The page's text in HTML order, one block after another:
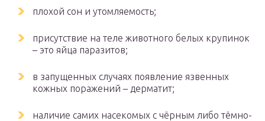
плохой сон и утомляемость;
присутствие на теле животного белых крупинок
– это яйца паразитов;
в запущенных случаях появление язвенных
кожных поражений – дерматит;
наличие самих насекомых с чёрным либо тёмно-